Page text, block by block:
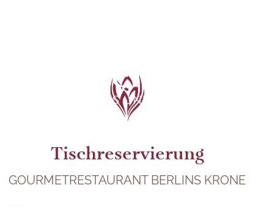
Tischreservierung
GOURMETRESTAURANT BERLINS KRONE